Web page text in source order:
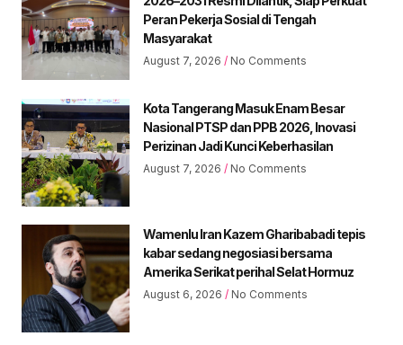
Peran Pekerja Sosial di Tengah
Masyarakat
August 7, 2026 No Comments
Kota Tangerang Masuk Enam Besar
Nasional PTSP dan PPB 2026, Inovasi
Perizinan Jadi Kunci Keberhasilan
August 7, 2026 No Comments
Wamenlu Iran Kazem Gharibabadi tepis
kabar sedang negosiasi bersama
Amerika Serikat perihal Selat Hormuz
August 6, 2026 No Comments